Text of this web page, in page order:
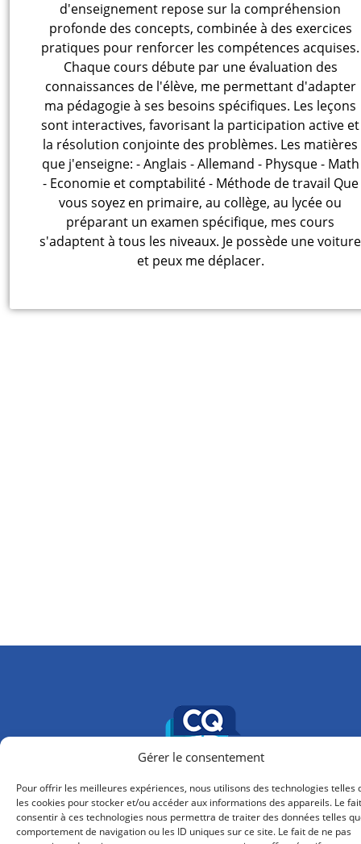
Gérer le consentement
Pour offrir les meilleures expériences, nous utilisons des technologies telles
les cookies pour stocker et/ou accéder aux informations des appareils. Le
consentir à ces technologies nous permettra de traiter des données telles
comportement de navigation ou les ID uniques sur ce site. Le fait de ne pas
d'enseignement repose sur la compréhension
profonde des concepts, combinée à des exercices
pratiques pour renforcer les compétences acquises.
Chaque cours débute par une évaluation des
connaissances de l'élève, me permettant d'adapter
ma pédagogie à ses besoins spécifiques. Les leçons
sont interactives, favorisant la participation active et
la résolution conjointe des problèmes. Les matières
que j'enseigne: - Anglais - Allemand - Physque - Math
- Economie et comptabilité - Méthode de travail Que
vous soyez en primaire, au collège, au lycée ou
préparant un examen spécifique, mes cours
s'adaptent à tous les niveaux. Je possède une voiture
et peux me déplacer.
info@cqfd-bw.be